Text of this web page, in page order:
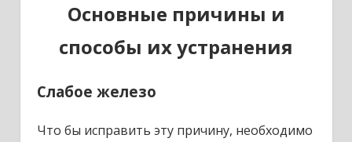
Основные причины и
способы их устранения
Слабое железо
Что бы исправить эту причину, необходимо